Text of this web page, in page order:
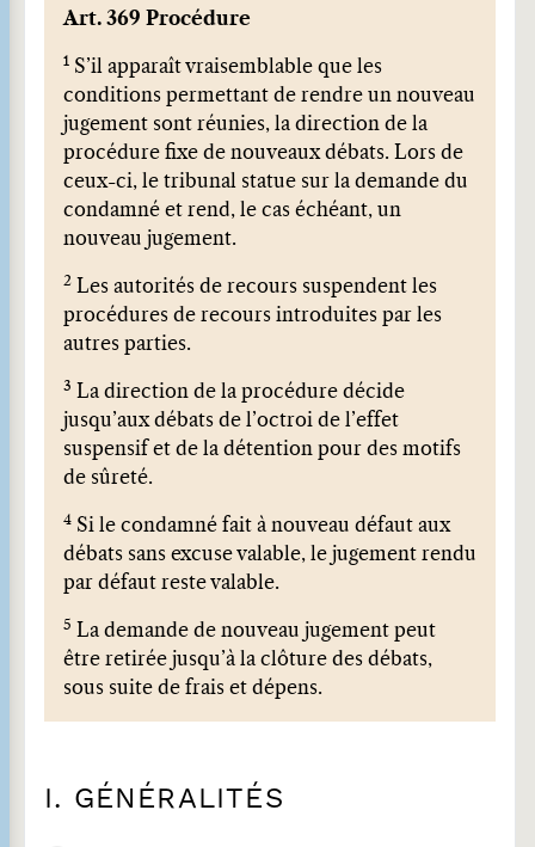
Art. 369 Procédure
1 S’il apparaît vraisemblable que les
conditions permettant de rendre un nouveau
jugement sont réunies, la direction de la
procédure fixe de nouveaux débats. Lors de
ceux-ci, le tribunal statue sur la demande du
condamné et rend, le cas échéant, un
nouveau jugement.
2
Les autorités de recours suspendent les
procédures de recours introduites par les
autres parties.
3
La direction de la procédure décide
jusqu’aux débats de l’octroi de l’effet
suspensif et de la détention pour des motifs
de sûreté.
4 Si le condamné fait à nouveau défaut aux
débats sans excuse valable, le jugement rendu
par défaut reste valable.
5
La demande de nouveau jugement peut
être retirée jusqu’à la clôture des débats,
sous suite de frais et dépens.
I. GÉNÉRALITÉS